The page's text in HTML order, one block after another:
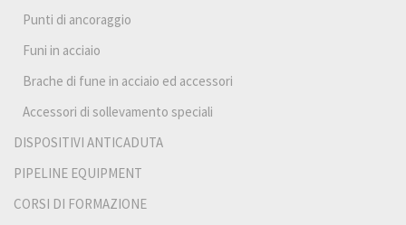
Punti di ancoraggio
Funi in acciaio
Brache di fune in acciaio ed accessori
Accessori di sollevamento speciali
DISPOSITIVI ANTICADUTA
PIPELINE EQUIPMENT
CORSI DI FORMAZIONE